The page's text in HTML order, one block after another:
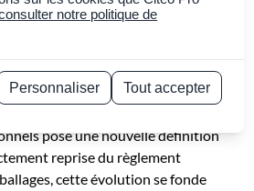
pro ?
Copier le lien
pose une nouvelle définition
reprise du règlement
cette évolution se fonde
notre politique de
Personnaliser
Tout accepter